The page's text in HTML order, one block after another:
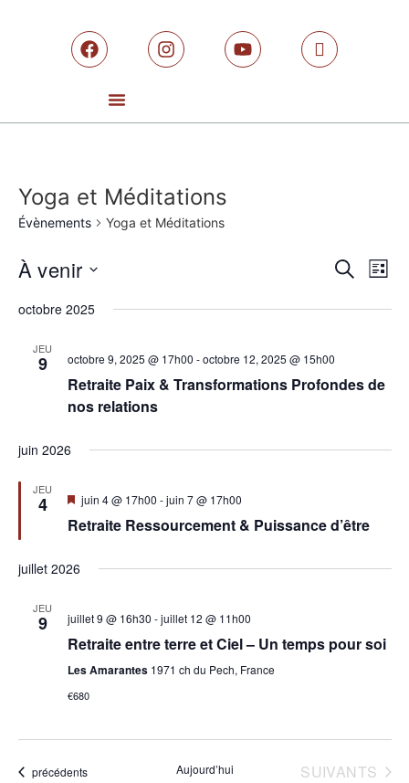
Yoga et Méditations
Évènements Yoga et Méditations
et
de
LISTE
À venir
une
date.
octobre 2025
JEU
9 octobre 9, 2025 @ 17h00 -octobre 12, 2025 @ 15h00
Retraite Paix & Transformations Profondes de
nos relations
juin 2026
JEU
4
Mis
avant
juin 4 @ 17h00 -juin 7 @ 17h00
Retraite Ressourcement & Puissance d’être
juillet 2026
JEU
9 juillet 9 @ 16h30 -juillet 12 @ 11h00
Retraite entre terre et Ciel – Un temps pour soi
Les Amarantes 1971 ch du Pech, France
€680
Évènements
précédents Aujourd’hui ÉVÈNEMENTS
SUIVANTS